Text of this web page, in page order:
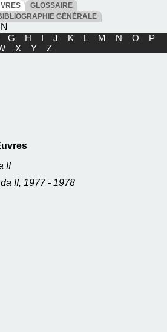
GLOSSAIRE
GÉNÉRALE
G H I J K L M N O
P
X Y Z